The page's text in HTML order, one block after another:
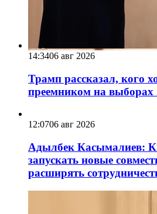
14:3406 авг 2026
Трамп рассказал, кого
преемником на выборах
12:0706 авг 2026
Адылбек Касымалиев:
запускать новые
расширять